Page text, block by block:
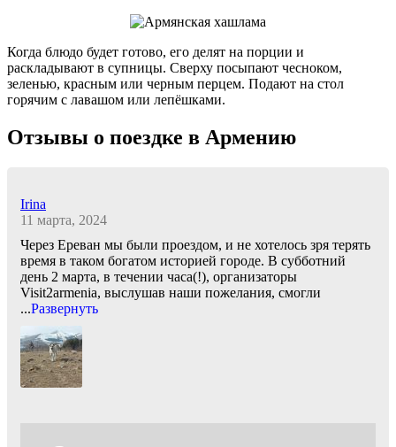
Когда блюдо будет готово, его делят на порции и
раскладывают в супницы. Сверху посыпают чесноком,
зеленью, красным или черным перцем. Подают на стол
горячим с лавашом или лепёшками.
Отзывы о поездке в Армению
Irina
11 марта, 2024
Через Ереван мы были проездом, и не хотелось зря терять
время в таком богатом историей городе. В субботний
день 2 марта, в течении часа(!), организаторы
Visit2armenia, выслушав наши пожелания, смогли
...Развернуть